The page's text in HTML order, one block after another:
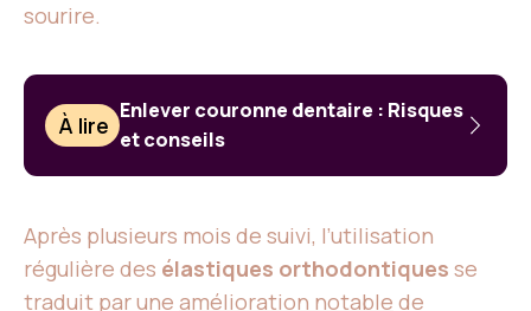
sourire.
À lire
Enlever couronne dentaire : Risques
et conseils
Après plusieurs mois de suivi, l’utilisation
régulière des élastiques orthodontiques se
traduit par une amélioration notable de